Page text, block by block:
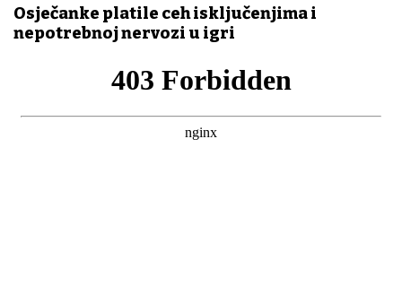
Osječanke platile ceh isključenjima i
nepotrebnoj nervozi u igri